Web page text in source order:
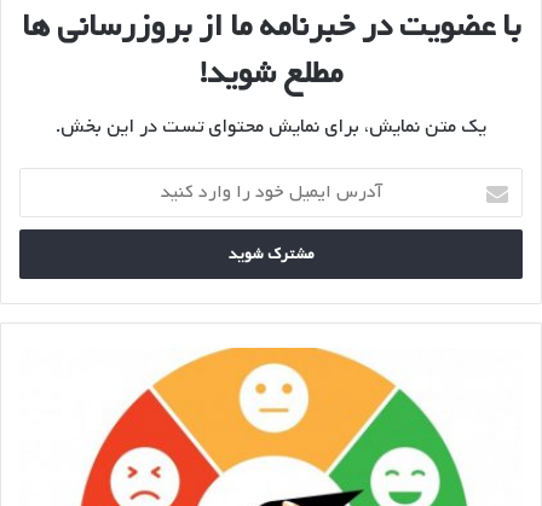
با عضویت در خبرنامه ما از بروزرسانی ها
مطلع شوید!
یک متن نمایش، برای نمایش محتوای تست در این بخش.
آدرس
ایمیل
خود
را
کنید